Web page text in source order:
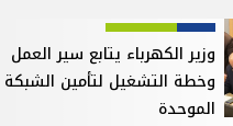
وزير الكهرباء يتابع سير العمل
وخطة التشغيل لتأمين الشبكة
الموحدة